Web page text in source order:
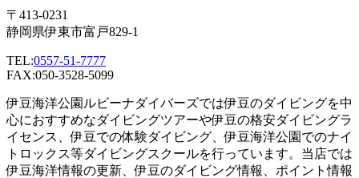
〒413-0231
静岡県伊東市富戸829-1
TEL:0557-51-7777
FAX:050-3528-5099
伊豆海洋公園ルビーナダイバーズでは伊豆のダイビングを中
心におすすめなダイビングツアーや伊豆の格安ダイビングラ
イセンス、伊豆での体験ダイビング、伊豆海洋公園でのナイ
トロックス等ダイビングスクールを行っています。当店では
伊豆海洋情報の更新、伊豆のダイビング情報、ポイント情報